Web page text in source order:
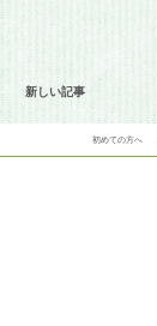
新しい記事
初めての方へ